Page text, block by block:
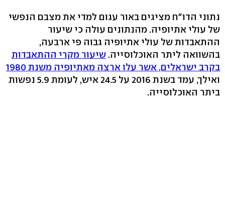
נתוני הדו"ח מציגים באור עגום למדי את מצבם הנפשי
של עולי אתיופיה. מהנתונים עולה כי שיעור
ההתאבדות של עולי אתיופיה גבוה פי ארבעה,
בהשוואה ליתר האוכלוסייה. שיעור מקרי ההתאבדות
בקרב ישראלים, אשר עלו ארצה מאתיופיה משנת 1980
ואילך, עמד בשנת 2016 על 24.5 איש, לעומת 5.9 נפשות
ביתר האוכלוסייה.